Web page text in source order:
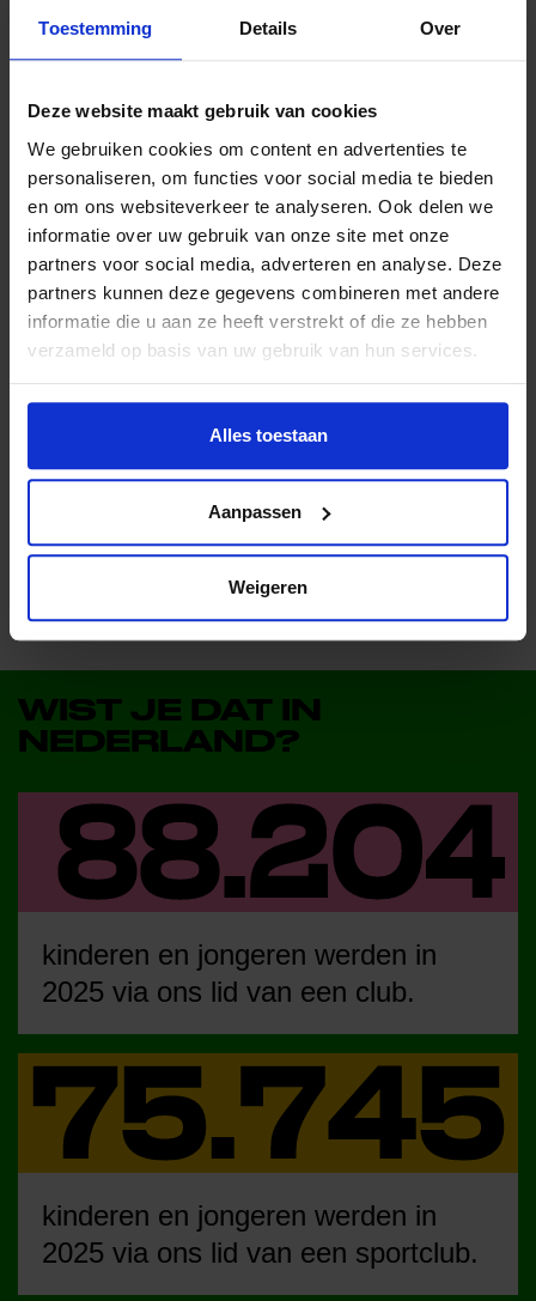
Toestemming Details Over
Deze website maakt gebruik van cookies
We gebruiken cookies om content en advertenties te
personaliseren, om functies voor social media te bieden
en om ons websiteverkeer te analyseren. Ook delen we
informatie over uw gebruik van onze site met onze
partners voor social media, adverteren en analyse. Deze
partners kunnen deze gegevens combineren met andere
informatie die u aan ze heeft verstrekt of die ze hebben
verzameld op basis van uw gebruik van hun services.
Alles toestaan
Aanpassen
Weigeren
deelnemen aan interactieve workshops, een Play Mental
Experience met mindfulnesssessies en live
wedstrijden georganiseerd met (ex-)voetballers en
influencers.
Samen zorgen deze activiteiten voor een inspirerende dag
waarin topsport en maatschappelijke impact samenkomen.
Je kunt nu kaartjes kopen voor Futsal Cup: The Finals, een
deel van de opbrengst gaat naar het Jeugdfonds. Klik hier!
WIST JE DAT IN
NEDERLAND?
kinderen en jongeren werden in
2025 via ons lid van een club.
kinderen en jongeren werden in
2025 via ons lid van een sportclub.